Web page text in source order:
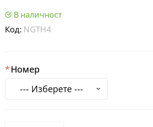
В наличност
Код: NGTH4
Номер